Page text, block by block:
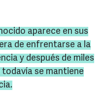
aparece en sus
de enfrentarse a la
y después de miles
todavía se mantiene